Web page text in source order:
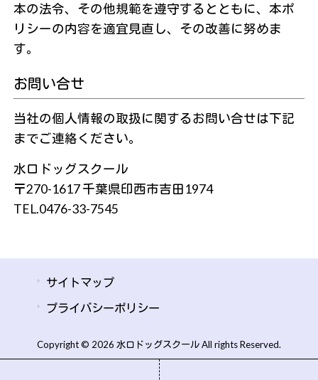
本の法令、その他規範を遵守するとともに、本ポ
リシーの内容を適宜見直し、その改善に努めま
す。
お問い合せ
当社の個人情報の取扱に関するお問い合せは下記
までご連絡ください。
水口ドッグスクール
〒270-1617 千葉県印西市吉田1974
TEL.0476-33-7545
サイトマップ
プライバシーポリシー
Copyright © 2026 水口ドッグスクール All rights Reserved.